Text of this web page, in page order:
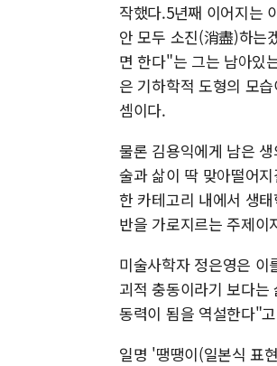
작했다.5년째 이어지는
안 모두 소진(消盡)하는
면 한다"는 그는 남아있
은 기하학적 도형의 모
셈이다.
물론 김용익에게 남은
술과 삶이 딱 맞아떨어
한 카테고리 내에서 생
반을 가로지르는 주제이
미술사학자 정은영은
괴적 충동이라기 보다
동력이 됨을 역설한다"
일명 '땡땡이(일본식 표